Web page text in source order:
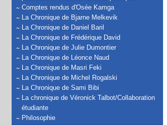
Comptes rendus d'Osée Kamga
La Chronique de Bjarne Melkevik
La Chronique de Daniel Baril
La Chronique de Frédérique David
La Chronique de Julie Dumontier
La Chronique de Léonce Naud
La Chronique de Masri Feki
La Chronique de Michel Rogalski
La Chronique de Sami Bibi
La chronique de Véronick Talbot/Collaboration
étudiante
Philosophie